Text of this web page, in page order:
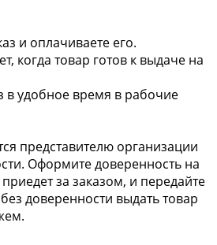
и оплачиваете его.
когда товар готов к выдаче на
в удобное время в рабочие
представителю организации
Оформите доверенность на
за заказом, и передайте
доверенности выдать товар